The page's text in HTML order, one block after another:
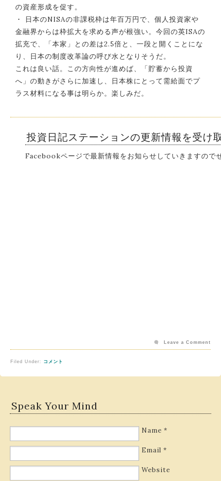
の資産形成を促す。
・ 日本のNISAの非課税枠は年百万円で、個人投資家や
金融界からは枠拡大を求める声が根強い。今回の英ISAの
拡充で、「本家」との差は2.5倍と、一段と開くことにな
り、日本の制度改革論の呼び水となりそうだ。
これは良い話。この方向性が進めば、「貯蓄から投資
へ」の動きがさらに加速し、日本株にとって需給面でプ
ラス材料になる事は明らか。楽しみだ。
投資日記ステーションの更新情報を受け
Facebookページで最新情報をお知らせしていきますので
Filed Under: コメント
Leave a Comment
Speak Your Mind
Name *
Email *
Website